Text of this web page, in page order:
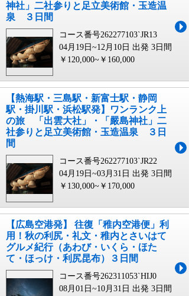
神社」二社参りと足立美術館・玉造温
泉 ３日間
コース番号262277103`JR13
04月19日~12月10日 出発 3日間
￥120,000~￥160,000
【熱海駅・三島駅・新富士駅・静岡
駅・掛川駅・浜松駅発】ワンランク上
の旅 「出雲大社」・「嚴島神社」二
社参りと足立美術館・玉造温泉 ３日
間
コース番号262277103`JR22
04月19日~03月31日 出発 3日間
￥130,000~￥170,000
【広島空港発】 往復「稚内空港便」利
用！秋の利尻・礼文・稚内とさいはて
グルメ紀行（あわび・いくら・ほた
て・ほっけ・利尻昆布）３日間
コース番号262311053`HIJ0
08月01日~10月31日 出発 3日間